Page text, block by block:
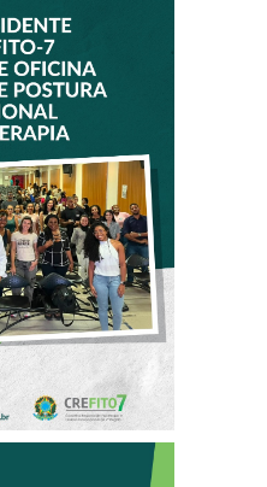
7
DE
NA